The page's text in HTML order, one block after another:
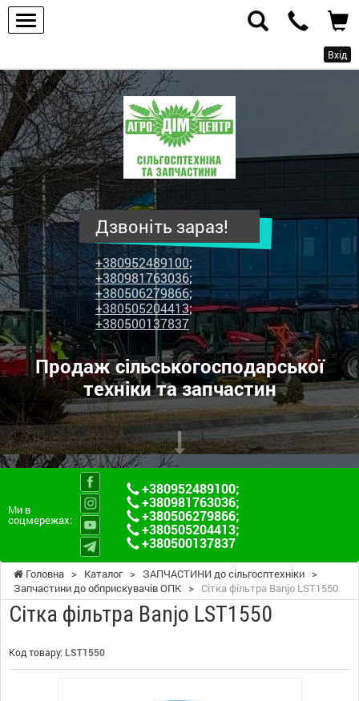
Вхід
ПП
"Агродім-
центр"
-
продаж
сільськогосподарської
техніки
та
запчастин
Дзвоніть зараз!
+380952489100;
+380981763036;
+380506279866;
+380505204413;
+380500137837
Продаж сільськогосподарської
техніки та запчастин
Ми в
соцмережах:
+380952489100;
+380981763036;
+380506279866;
+380505204413;
+380500137837
Головна > Каталог > ЗАПЧАСТИНИ до сільгосптехніки >
Запчастини до обприскувачів ОПК > Сітка фільтра Banjo LST1550
Сітка фільтра Banjo LST1550
Код товару: LST1550